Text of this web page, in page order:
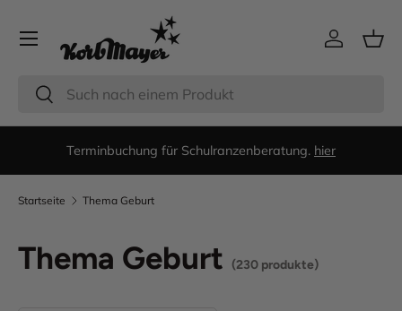
Suchen
Suchen
Einloggen
Menü
Terminbuchung für Schulranzenberatung. hier
Startseite Thema Geburt
Thema Geburt (230 produkte)